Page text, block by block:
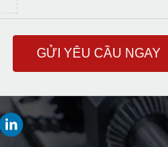
GỬI YÊU CẦU NGAY